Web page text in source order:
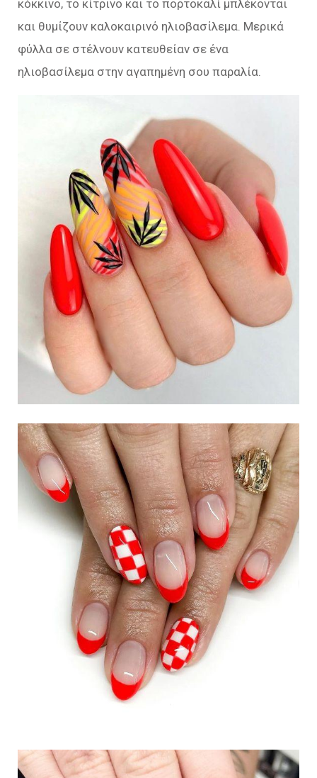
κόκκινο, το κίτρινο και το πορτοκαλί μπλέκονται
και θυμίζουν καλοκαιρινό ηλιοβασίλεμα. Μερικά
φύλλα σε στέλνουν κατευθείαν σε ένα
ηλιοβασίλεμα στην αγαπημένη σου παραλία.